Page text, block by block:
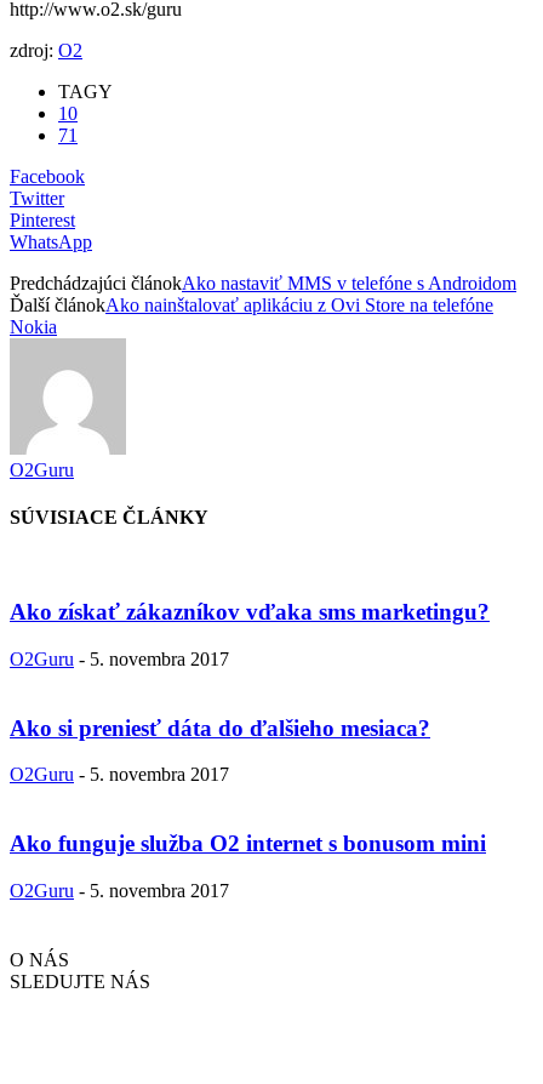
http://www.o2.sk/guru
zdroj: O2
TAGY
10
71
Facebook
Twitter
Pinterest
WhatsApp
Predchádzajúci článokAko nastaviť MMS v telefóne s Androidom
Ďalší článokAko nainštalovať aplikáciu z Ovi Store na telefóne
Nokia
O2Guru
SÚVISIACE ČLÁNKY
Ako získať zákazníkov vďaka sms marketingu?
O2Guru - 5. novembra 2017
Ako si preniesť dáta do ďalšieho mesiaca?
O2Guru - 5. novembra 2017
Ako funguje služba O2 internet s bonusom mini
O2Guru - 5. novembra 2017
O NÁS
SLEDUJTE NÁS